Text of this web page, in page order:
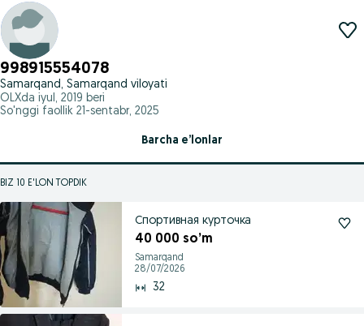
998915554078
Samarqand, Samarqand viloyati
OLXda iyul, 2019 beri
So'nggi faollik 21-sentabr, 2025
Barcha e’lonlar
BIZ 10 E'LON TOPDIK
Спортивная курточка
40 000 so’m
Samarqand
28/07/2026
32